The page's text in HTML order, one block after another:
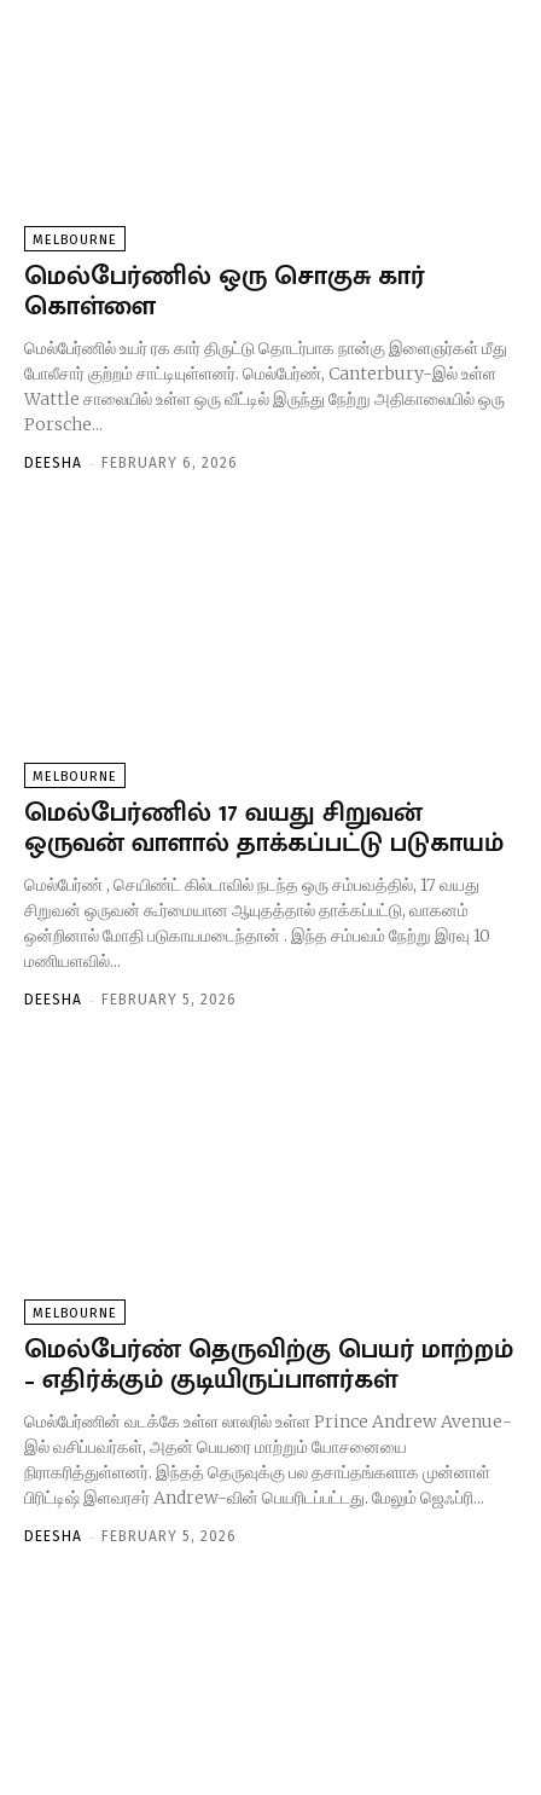
MELBOURNE
மெல்பேர்ணில் ஒரு சொகுசு கார்
கொள்ளை
மெல்பேர்ணில் உயர் ரக கார் திருட்டு தொடர்பாக நான்கு இளைஞர்கள் மீது
போலீசார் குற்றம் சாட்டியுள்ளனர். மெல்பேர்ண், Canterbury-இல் உள்ள
Wattle சாலையில் உள்ள ஒரு வீட்டில் இருந்து நேற்று அதிகாலையில் ஒரு
Porsche...
DEESHA - FEBRUARY 6, 2026
MELBOURNE
மெல்பேர்ணில் 17 வயது சிறுவன்
ஒருவன் வாளால் தாக்கப்பட்டு படுகாயம்
மெல்பேர்ண் , செயிண்ட் கில்டாவில் நடந்த ஒரு சம்பவத்தில், 17 வயது
சிறுவன் ஒருவன் கூர்மையான ஆயுதத்தால் தாக்கப்பட்டு, வாகனம்
ஒன்றினால் மோதி படுகாயமடைந்தான் . இந்த சம்பவம் நேற்று இரவு 10
மணியளவில்...
DEESHA - FEBRUARY 5, 2026
MELBOURNE
மெல்பேர்ண் தெருவிற்கு பெயர் மாற்றம்
– எதிர்க்கும் குடியிருப்பாளர்கள்
மெல்பேர்ணின் வடக்கே உள்ள லாலரில் உள்ள Prince Andrew Avenue-
இல் வசிப்பவர்கள், அதன் பெயரை மாற்றும் யோசனையை
நிராகரித்துள்ளனர். இந்தத் தெருவுக்கு பல தசாப்தங்களாக முன்னாள்
பிரிட்டிஷ் இளவரசர் Andrew-வின் பெயரிடப்பட்டது. மேலும் ஜெஃப்ரி...
DEESHA - FEBRUARY 5, 2026